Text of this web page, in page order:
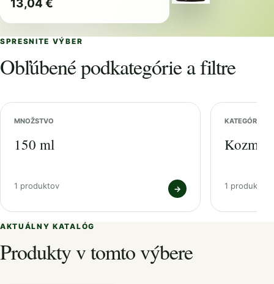
13,04 €
SPRESNITE VÝBER
Obľúbené podkategórie a filtre
MNOŽSTVO
150 ml
1 produktov →
KATEGÓRIA
1 produktov
AKTUÁLNY KATALÓG
Produkty v tomto výbere